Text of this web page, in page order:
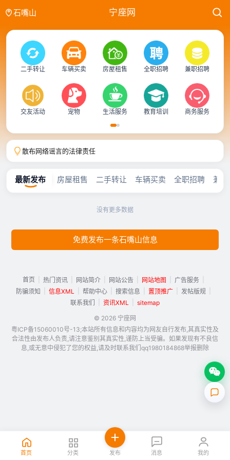
石嘴山 宁座网
二手转让 车辆买卖 房屋租售 全职招聘 兼职招聘
交友活动 宠物 生活服务 教育培训 商务服务
散布网络谣言的法律责任
宁座分类信息网正式开放
散布网络谣言的法律责任
最新发布 房屋租售 二手转让 车辆买卖 全职招聘 兼
没有更多数据
免费发布一条石嘴山信息
首页 热门资讯 网站简介 网站公告 网站地图 广告服务
防骗须知
信息XML 帮助中心 搜索信息 置顶推广 发帖版规
联系我们
资讯XML
sitemap
© 2026 宁座网
粤ICP备15060010号-13;本站所有信息和内容均为网友自行发布,其真实性及
合法性由发布人负责,请注意鉴别其真实性,谨防上当受骗。如果发现有不良信
息,或无意中侵犯了您的权益,请及时联系我们qq1980184868举报删除
首页 分类 发布 消息 我的